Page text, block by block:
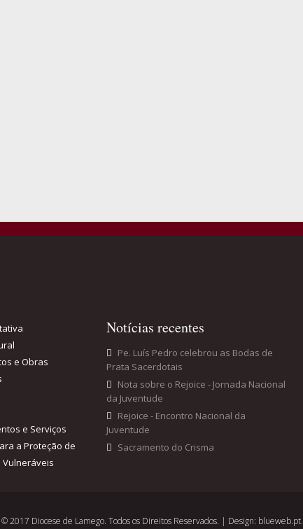
e Obras
e Serviços
a Proteção de
Notícias recentes
Pe. Luís Pedro celebrou as Bodas de
Prata Sacerdotais
Nota sobre o Rejoice - Jornada Nacional
da Juventude
Rejoice - Encontro Nacional da
Juventude
Sacramento do Crisma
2017 Diocese de Lamego. Todos os Direitos Reservados. | Design: blueweb.pt.